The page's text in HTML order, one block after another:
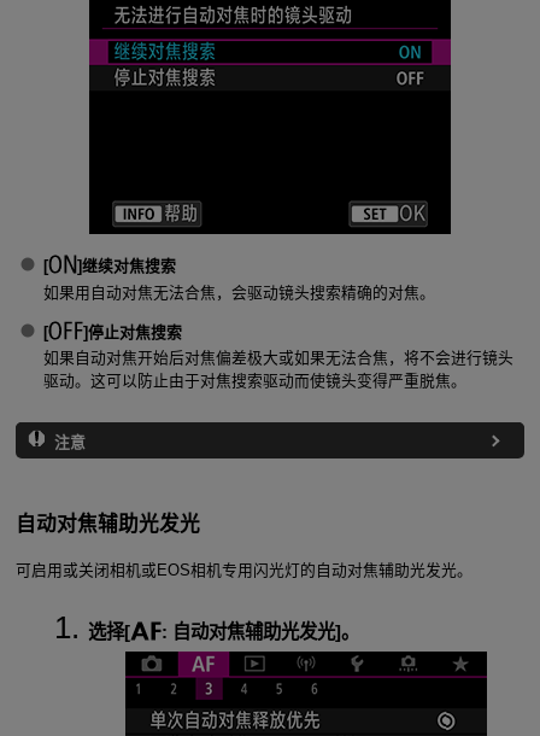
[ ]继续对焦搜索
如果用自动对焦无法合焦，会驱动镜头搜索精确的对焦。
[ ]停止对焦搜索
如果自动对焦开始后对焦偏差极大或如果无法合焦，将不会进行镜头
驱动。这可以防止由于对焦搜索驱动而使镜头变得严重脱焦。
注意
自动对焦辅助光发光
可启用或关闭相机或EOS相机专用闪光灯的自动对焦辅助光发光。
选择[ : 自动对焦辅助光发光]。